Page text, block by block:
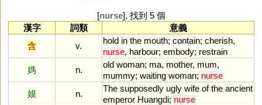
[nurse], 找到 5 個
漢字
詞類
意義
含
v.
hold in the mouth; contain; cherish,
nurse, harbour; embody; restrain
媽
n.
old woman; ma, mother, mum,
mummy; waiting woman; nurse
嫫
n.
The supposedly ugly wife of the ancient
emperor Huangdi; nurse